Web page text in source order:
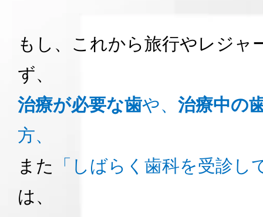
もし、これから旅行やレジャ
ず、
治療が必要な歯や、 治療中の
方、
また
「しばらく歯科を受診
は、